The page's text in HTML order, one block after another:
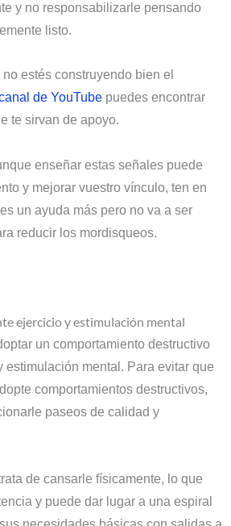
y no responsabilizarle pensando
listo.
estés construyendo bien el
de YouTube puedes encontrar
te sirvan de apoyo.
enseñar estas señales puede
y mejorar vuestro vínculo, ten en
un ayuda más pero no va a ser
reducir los mordisqueos.
ejercicio y estimulación mental
un comportamiento destructivo
estimulación mental. Para evitar que
comportamientos destructivos,
paseos de calidad y
de cansarle físicamente, lo que
y puede dar lugar a una espiral